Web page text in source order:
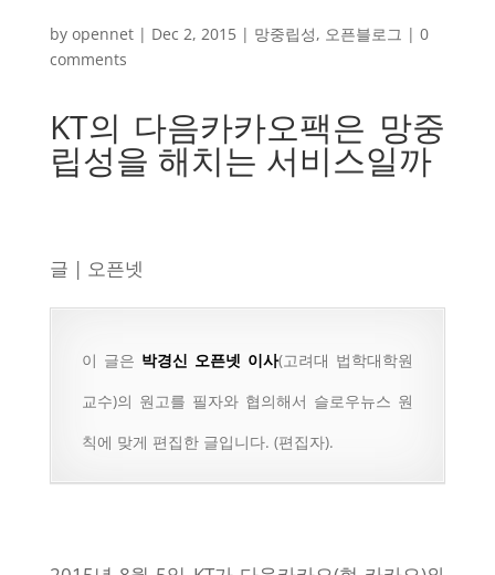
by opennet| Dec 2, 2015| 망중립성, 오픈블로그 | 0
comments
KT의 다음카카오팩은 망중
립성을 해치는 서비스일까
글 | 오픈넷
이 글은 박경신 오픈넷 이사(고려대 법학대학원
교수)의 원고를 필자와 협의해서 슬로우뉴스 원
칙에 맞게 편집한 글입니다. (편집자).